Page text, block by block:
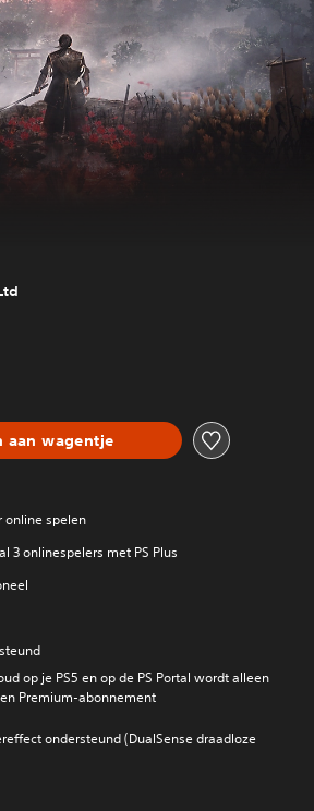
aan wagentje
online spelen
3 onlinespelers met PS Plus
op je PS5 en op de PS Portal wordt alleen
Premium-abonnement
ondersteund (DualSense draadloze